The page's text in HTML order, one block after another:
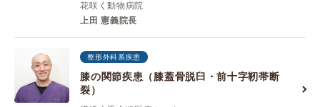
花咲く動物病院
上田 憲義院長
整形外科系疾患
膝の関節疾患（膝蓋骨脱臼・前十字靭帯断
裂）